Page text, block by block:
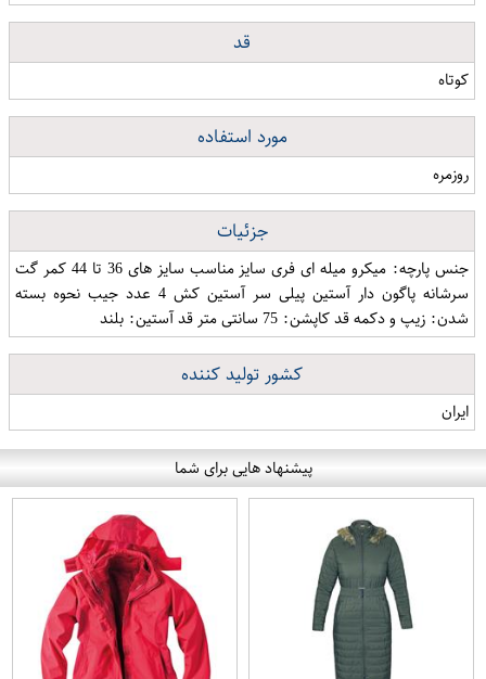
قد
کوتاه
مورد استفاده
روزمره
جزئیات
جنس پارچه: میکرو میله ای فری سایز مناسب سایز های 36 تا 44 کمر گت
سرشانه پاگون دار آستین پیلی سر آستین کش 4 عدد جیب نحوه بسته
شدن: زیپ و دکمه قد کاپشن: 75 سانتی متر قد آستین: بلند
کشور تولید کننده
ایران
پیشنهاد هایی برای شما